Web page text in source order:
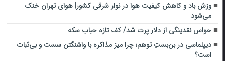
وزش باد و کاهش کیفیت هوا در نوار شرقی کشور| هوای تهران خنک
می‌شود
حواس نقدینگی از دلار پرت شد/ کف تازه حباب سکه
دیپلماسی در بن‌بستِ توهم؛ چرا میز مذاکره با واشنگتن سست و بی‌ثبات
است؟